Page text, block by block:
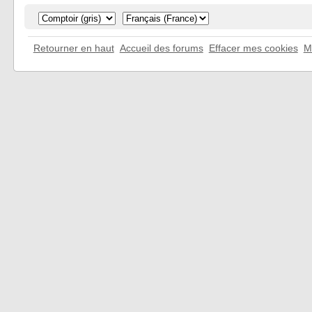
Retourner en haut Accueil des forums Effacer mes cookies